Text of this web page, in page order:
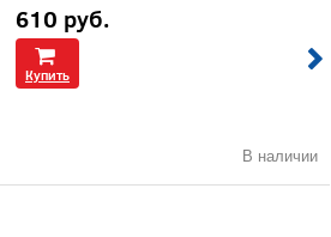
610 руб.
Купить
В наличии